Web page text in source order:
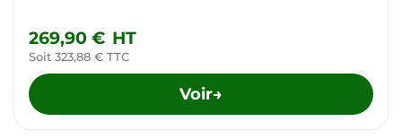
269,90 € HT
Soit 323,88 € TTC
Voir→